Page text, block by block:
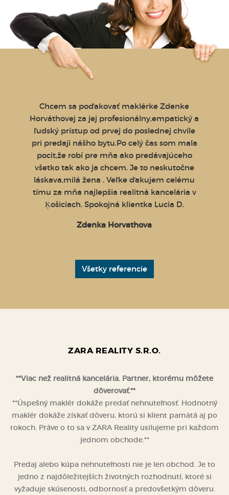
Chcem sa poďakovať maklérke Zdenke
Horváthovej za jej profesionálny,empatický a
ľudský prístup od prvej do poslednej chvíle
pri predaji nášho bytu.Po celý čas som mala
pocit,že robí pre mňa ako predávajúceho
všetko tak ako ja chcem. Je to neskutočne
láskava,milá žena . Veľke ďakujem celému
tímu za mňa najlepšia realitná kancelária v
Ķošiciach. Spokojná klientka Lucia D.
Zdenka Horvathova
Všetky referencie
ZARA REALITY S.R.O.
**Viac než realitná kancelária. Partner, ktorému môžete
dôverovať.**
**Úspešný maklér dokáže predať nehnuteľnosť. Hodnotný
maklér dokáže získať dôveru, ktorú si klient pamätá aj po
rokoch. Práve o to sa v ZARA Reality usilujeme pri každom
jednom obchode.**
Predaj alebo kúpa nehnuteľnosti nie je len obchod. Je to
jedno z najdôležitejších životných rozhodnutí, ktoré si
vyžaduje skúsenosti, odbornosť a predovšetkým dôveru.